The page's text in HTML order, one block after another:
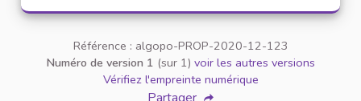
Référence : algopo-PROP-2020-12-123
Numéro de version 1 (sur 1) voir les autres versions
Vérifiez l'empreinte numérique